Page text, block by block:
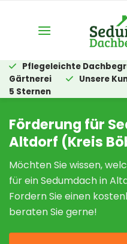
springen
Pflegeleichte
Gärtnerei
Unsere
5 Sternen
Förderung für
Altdorf (Kreis
Möchten Sie wissen,
für ein Sedumdach in
Fordern Sie einen
beraten Sie gerne!